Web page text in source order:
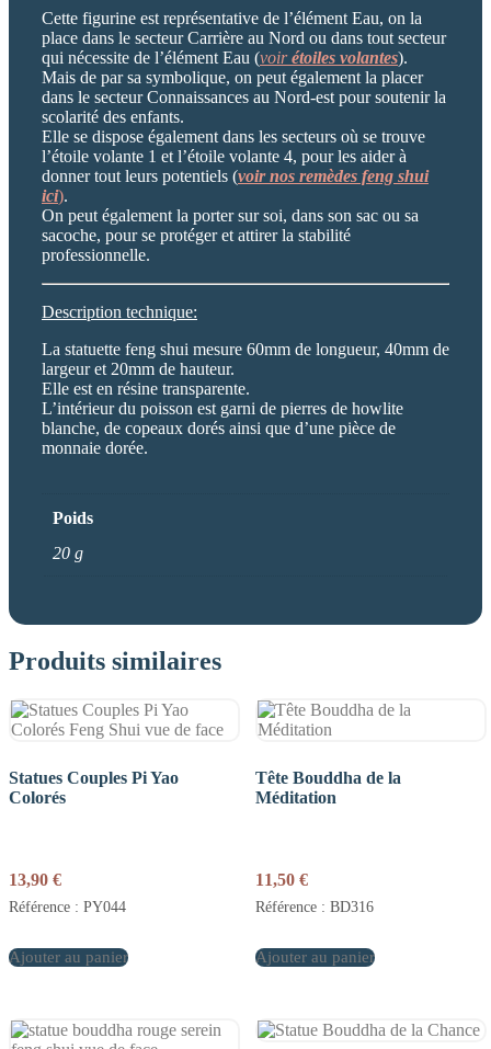
Cette figurine est représentative de l’élément Eau, on la
place dans le secteur Carrière au Nord ou dans tout secteur
qui nécessite de l’élément Eau (voirétoiles volantes).
Mais de par sa symbolique, on peut également la placer
dans le secteur Connaissances au Nord-est pour soutenir la
scolarité des enfants.
Elle se dispose également dans les secteurs où se trouve
l’étoile volante 1 et l’étoile volante 4, pour les aider à
donner tout leurs potentiels (voir nos remèdes feng shui
ici).
On peut également la porter sur soi, dans son sac ou sa
sacoche, pour se protéger et attirer la stabilité
professionnelle.
Description technique:
La statuette feng shui mesure 60mm de longueur, 40mm de
largeur et 20mm de hauteur.
Elle est en résine transparente.
L’intérieur du poisson est garni de pierres de howlite
blanche, de copeaux dorés ainsi que d’une pièce de
monnaie dorée.
Poids
20 g
Produits similaires
Statues Couples Pi Yao
Colorés
13,90 €
Référence : PY044
Ajouter au panier
Tête Bouddha de la
Méditation
11,50 €
Référence : BD316
Ajouter au panier